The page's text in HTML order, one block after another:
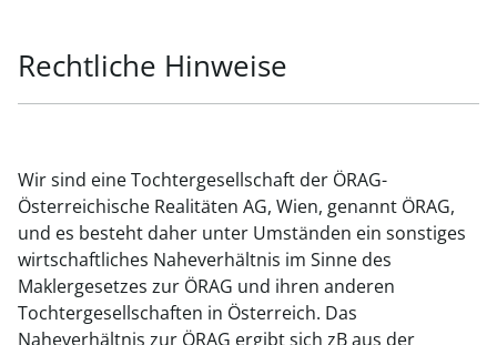
Rechtliche Hinweise
Wir sind eine Tochtergesellschaft der ÖRAG-
Österreichische Realitäten AG, Wien, genannt ÖRAG,
und es besteht daher unter Umständen ein sonstiges
wirtschaftliches Naheverhältnis im Sinne des
Maklergesetzes zur ÖRAG und ihren anderen
Tochtergesellschaften in Österreich. Das
Naheverhältnis zur ÖRAG ergibt sich zB aus der